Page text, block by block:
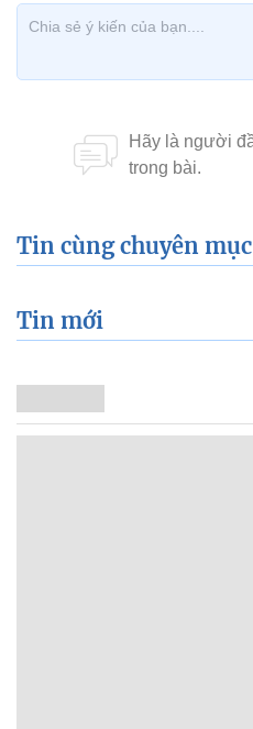
Tin cùng chuyên mục
Tin mới